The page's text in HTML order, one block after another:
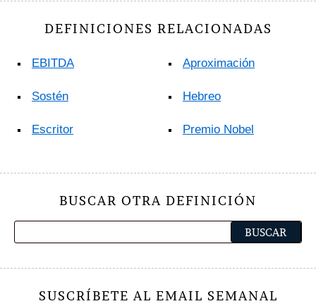
DEFINICIONES RELACIONADAS
EBITDA
Sostén
Escritor
Aproximación
Hebreo
Premio Nobel
BUSCAR OTRA DEFINICIÓN
SUSCRÍBETE AL EMAIL SEMANAL